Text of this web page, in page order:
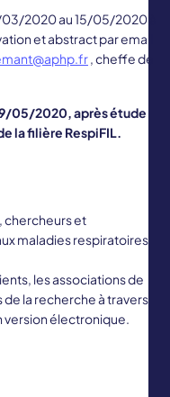
2020 au 15/05/2020 à
et abstract par email
, cheffe de
05/2020, après étude
la filière RespiFIL.
chercheurs et
maladies respiratoires
les associations de
la recherche à travers
version électronique.